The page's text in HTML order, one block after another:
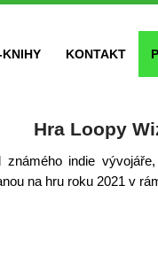
KNIHY KONTAKT
Hra Loopy
indie
na hru roku 2021 v